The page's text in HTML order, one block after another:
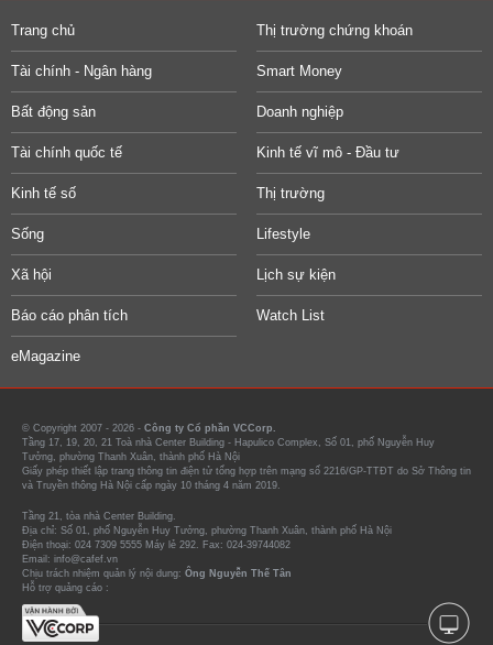
Trang chủ Thị trường chứng khoán
Tài chính - Ngân hàng Smart Money
Bất động sản Doanh nghiệp
Tài chính quốc tế Kinh tế vĩ mô - Đầu tư
Kinh tế số Thị trường
Sống Lifestyle
Xã hội Lịch sự kiện
Báo cáo phân tích Watch List
eMagazine
© Copyright 2007 - 2026 - Công ty Cổ phần VCCorp.
Tầng 17, 19, 20, 21 Toà nhà Center Building - Hapulico Complex, Số 01, phố Nguyễn Huy
Tưởng, phường Thanh Xuân, thành phố Hà Nội
Giấy phép thiết lập trang thông tin điện tử tổng hợp trên mạng số 2216/GP-TTĐT do Sở Thông tin
và Truyền thông Hà Nội cấp ngày 10 tháng 4 năm 2019.
Tầng 21, tòa nhà Center Building.
Địa chỉ: Số 01, phố Nguyễn Huy Tưởng, phường Thanh Xuân, thành phố Hà Nội
Điện thoại: 024 7309 5555 Máy lẻ 292. Fax: 024-39744082
Email: info@cafef.vn
Chịu trách nhiệm quản lý nội dung: Ông Nguyễn Thế Tân
Hỗ trợ quảng cáo :